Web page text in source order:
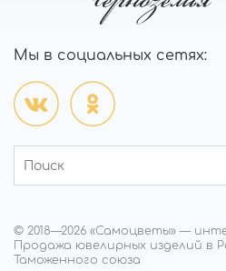
Мы в социальных сетях:
© 2018—2026 «Самоцветы» —
Продажа ювелирных изделий в
Таможенного союза